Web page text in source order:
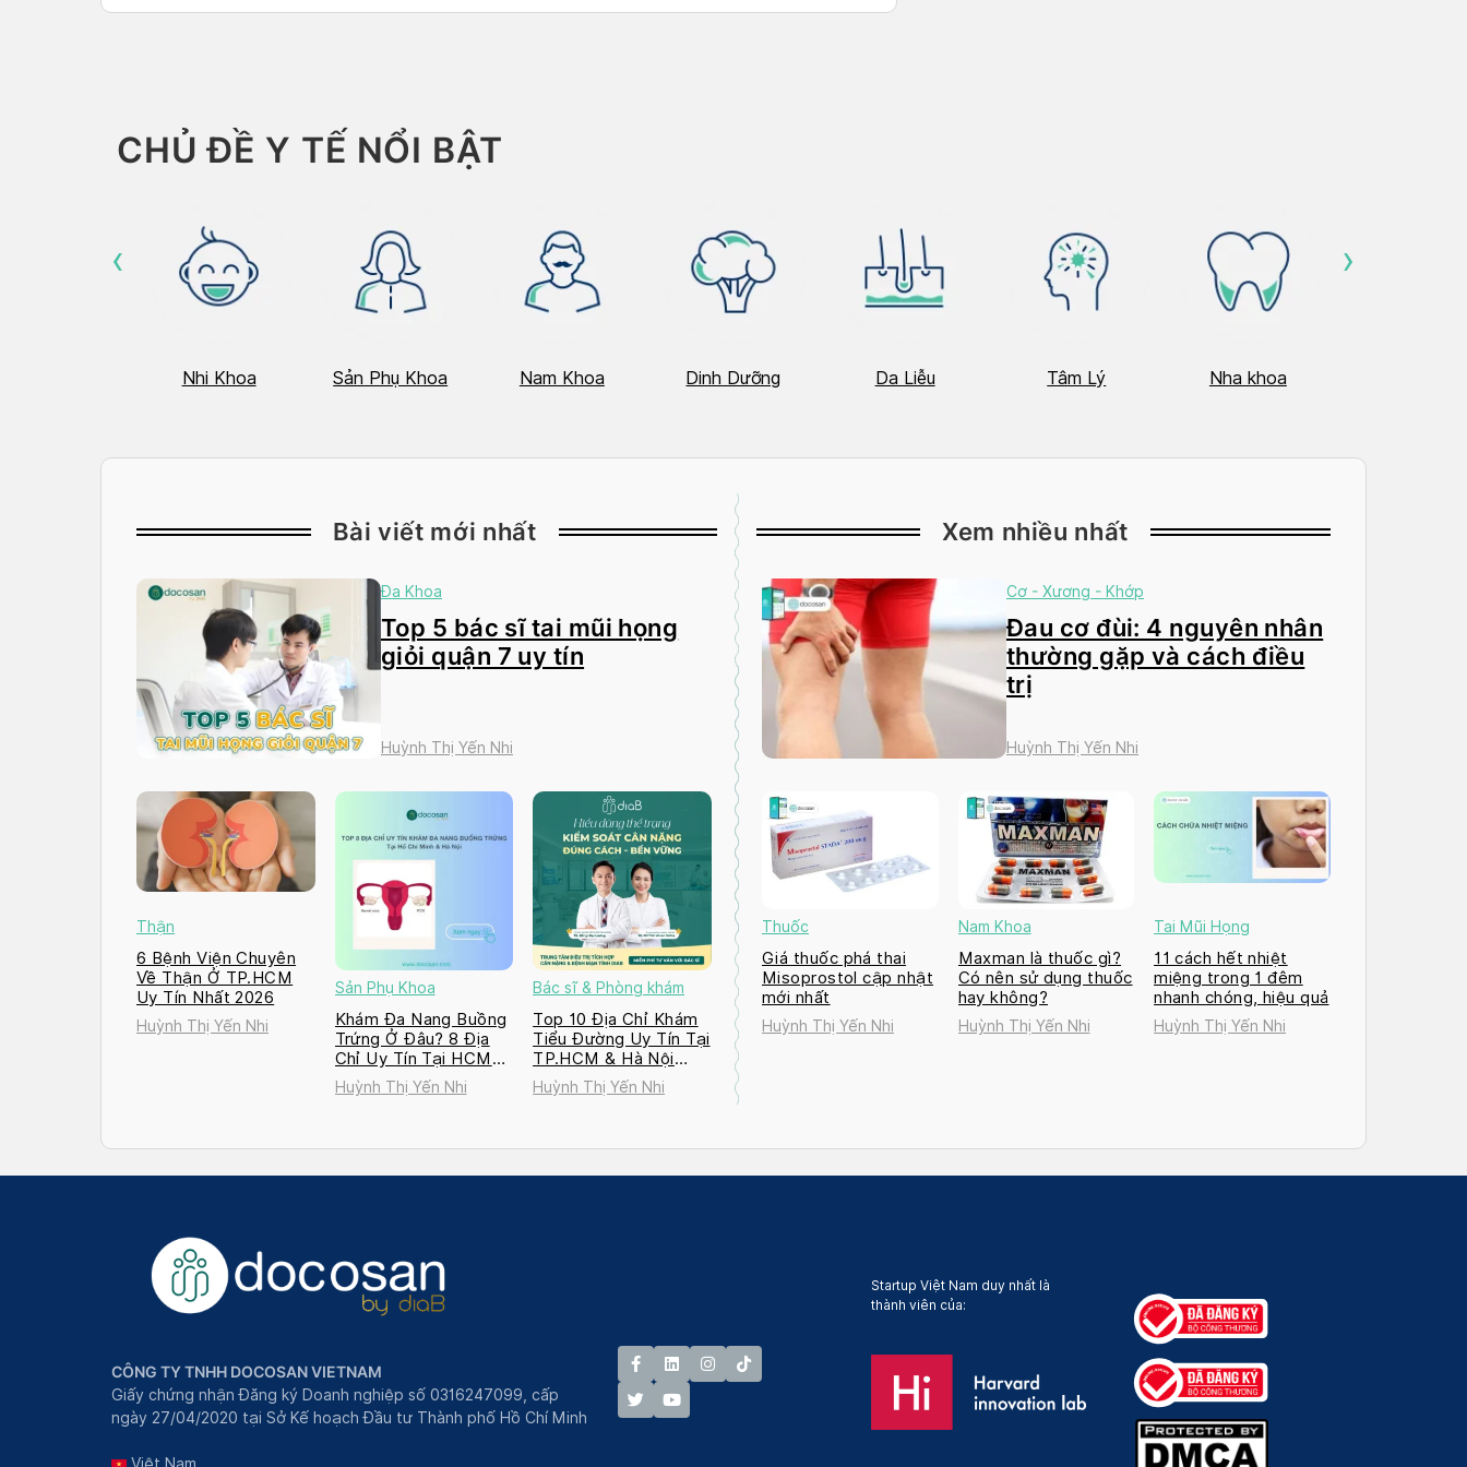
MEDICRAFTS […]
CHỦ ĐỀ Y TẾ NỔI BẬT
Nhi Khoa Sản Phụ Khoa Nam Khoa Dinh Dưỡng Da Liễu Tâm Lý Nha khoa
‹ ›
Bài viết mới nhất
Đa Khoa
Top 5 bác sĩ tai mũi họng
giỏi quận 7 uy tín
Huỳnh Thị Yến Nhi
Thận
6 Bệnh Viện Chuyên
Về Thận Ở TP.HCM
Uy Tín Nhất 2026
Huỳnh Thị Yến Nhi
Sản Phụ Khoa
Khám Đa Nang Buồng
Trứng Ở Đâu? 8 Địa
Chỉ Uy Tín Tại HCM
và Hà Nội 2026
Huỳnh Thị Yến Nhi
Bác sĩ & Phòng khám
Top 10 Địa Chỉ Khám
Tiểu Đường Uy Tín Tại
TP.HCM & Hà Nội
2026
Huỳnh Thị Yến Nhi
Xem nhiều nhất
Cơ - Xương - Khớp
Đau cơ đùi: 4 nguyên nhân
thường gặp và cách điều
trị
Huỳnh Thị Yến Nhi
Thuốc
Giá thuốc phá thai
Misoprostol cập nhật
mới nhất
Huỳnh Thị Yến Nhi
Nam Khoa
Maxman là thuốc gì?
Có nên sử dụng thuốc
hay không?
Huỳnh Thị Yến Nhi
Tai Mũi Họng
11 cách hết nhiệt
miệng trong 1 đêm
nhanh chóng, hiệu quả
Huỳnh Thị Yến Nhi
CÔNG TY TNHH DOCOSAN VIETNAM
Giấy chứng nhận Đăng ký Doanh nghiệp số 0316247099, cấp
ngày 27/04/2020 tại Sở Kế hoạch Đầu tư Thành phố Hồ Chí Minh
Startup Việt Nam duy nhất là
thành viên của: